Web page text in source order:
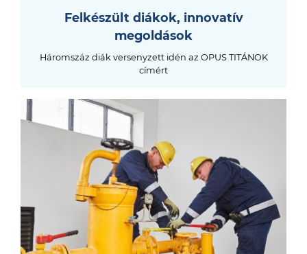
Felkészült diákok, innovatív
megoldások
Háromszáz diák versenyzett idén az OPUS TITÁNOK
címért